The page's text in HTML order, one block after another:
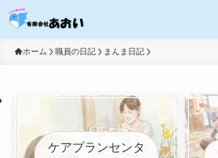
ホーム 職員の日記 まんま日記
ケアプランセンタ